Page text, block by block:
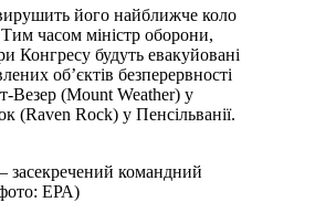
його найближче коло
Тим часом міністр оборони,
Конгресу будуть евакуйовані
об’єктів безперервності
Везер (Mount Weather) у
(Raven Rock) у Пенсільванії.
командний
ЕРА)